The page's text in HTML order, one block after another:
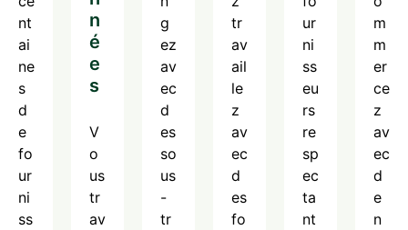
nt
ai
ne
s
d
e
fo
ur
ni
ss
n
é
e
s
V
o
us
tr
av
g
ez
av
ec
d
es
so
us
-
tr
tr
av
ail
le
z
av
ec
d
es
fo
ur
ni
ss
eu
rs
re
sp
ec
ta
nt
m
m
er
ce
z
av
ec
d
e
n